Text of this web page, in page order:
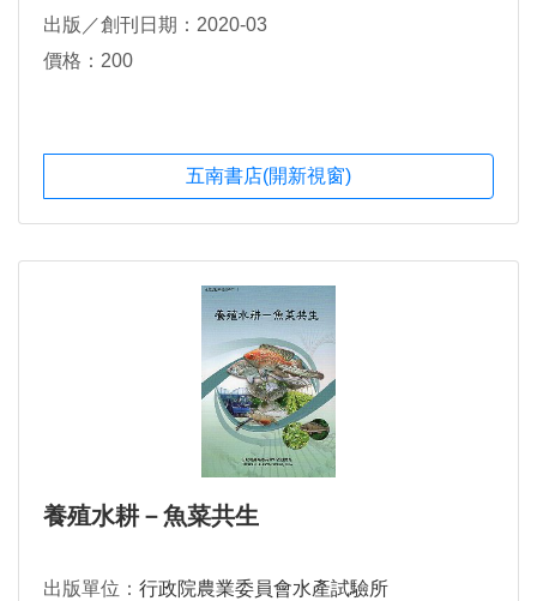
出版／創刊日期：2020-03
價格：200
五南書店(開新視窗)
養殖水耕－魚菜共生
出版單位： 行政院農業委員會水產試驗所